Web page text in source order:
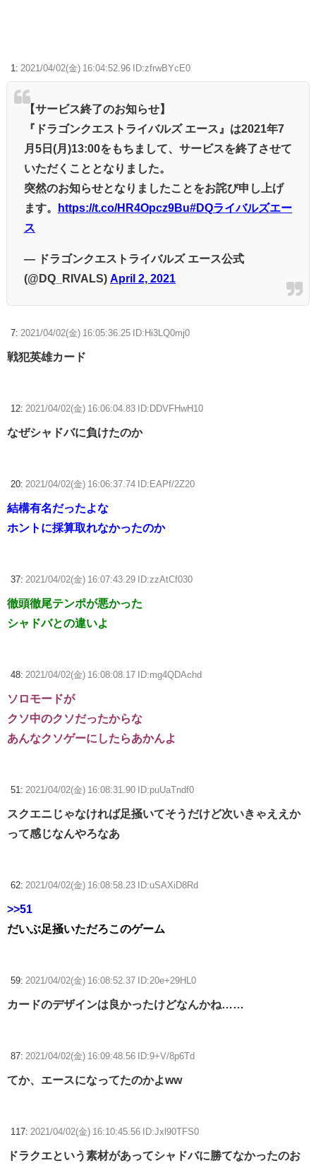
【beatmania IIDX】(26/08/06)「Sparkle Fruit Lab.｣に最終ルームが追
加！ 追加楽曲に「サタデーナイト⭐︎ギャロップ」「じぇりー じゅえる ジ
ャングル」「Iridescent Memories」が登場！！
【ウマ娘】ディザイアの謎ポーズ、完全にアレと一致ｗｗｗ
【競馬】G1・2勝 アスコリピチェーノが引退 繁殖入りへ
1: 2021/04/02(金) 16:04:52.96 ID:zfrwBYcE0
【サービス終了のお知らせ】
『ドラゴンクエストライバルズ エース』は2021年7
月5日(月)13:00をもちまして、サービスを終了させて
いただくこととなりました。
突然のお知らせとなりましたことをお詫び申し上げ
ます。
https://t.co/HR4Opcz9Bu#DQライバルズエー
ス
— ドラゴンクエストライバルズ エース公式
(@DQ_RIVALS) April 2, 2021
7: 2021/04/02(金) 16:05:36.25 ID:Hi3LQ0mj0
戦犯英雄カード
12: 2021/04/02(金) 16:06:04.83 ID:DDVFHwH10
なぜシャドバに負けたのか
20: 2021/04/02(金) 16:06:37.74 ID:EAPf/2Z20
結構有名だったよな
ホントに採算取れなかったのか
37: 2021/04/02(金) 16:07:43.29 ID:zzAtCf030
徹頭徹尾テンポが悪かった
シャドバとの違いよ
48: 2021/04/02(金) 16:08:08.17 ID:mg4QDAchd
ソロモードが
クソ中のクソだったからな
あんなクソゲーにしたらあかんよ
51: 2021/04/02(金) 16:08:31.90 ID:puUaTndf0
スクエニじゃなければ足掻いてそうだけど次いきゃええか
って感じなんやろなあ
62: 2021/04/02(金) 16:08:58.23 ID:uSAXiD8Rd
>>51
だいぶ足掻いただろこのゲーム
59: 2021/04/02(金) 16:08:52.37 ID:20e+29HL0
カードのデザインは良かったけどなんかね……
87: 2021/04/02(金) 16:09:48.56 ID:9+V/8p6Td
てか、エースになってたのかよww
117: 2021/04/02(金) 16:10:45.56 ID:Jxl90TFS0
ドラクエという素材があってシャドバに勝てなかったのお